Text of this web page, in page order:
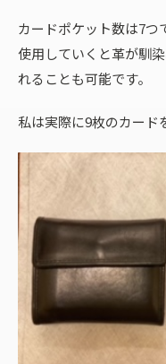
カードポケット数は7つ
使用していくと革が馴
れることも可能です。
私は実際に9枚のカード